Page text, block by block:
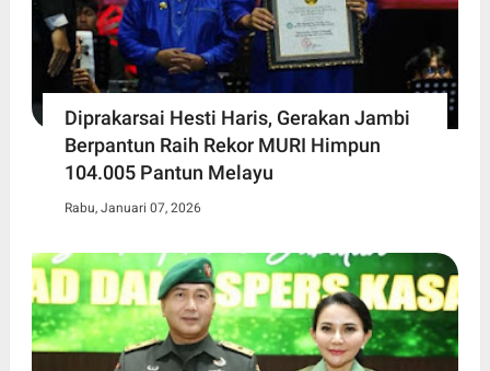
Diprakarsai Hesti Haris, Gerakan Jambi
Berpantun Raih Rekor MURI Himpun
104.005 Pantun Melayu
Rabu, Januari 07, 2026